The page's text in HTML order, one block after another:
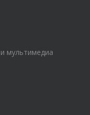
мультимедиа